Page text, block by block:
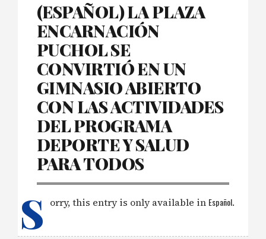
(ESPAÑOL) LA PLAZA
ENCARNACIÓN
PUCHOL SE
CONVIRTIÓ EN UN
GIMNASIO ABIERTO
CON LAS ACTIVIDADES
DEL PROGRAMA
DEPORTE Y SALUD
PARA TODOS
S orry, this entry is only available in Español.